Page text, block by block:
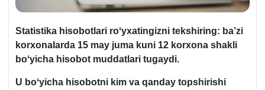
Statistika hisobotlari roʻyхatingizni tekshiring: ba’zi
korхonalarda 15 may juma kuni 12 korxona shakli
boʻyicha hisobot muddatlari tugaydi.
U boʻyicha hisobotni kim va qanday topshirishi